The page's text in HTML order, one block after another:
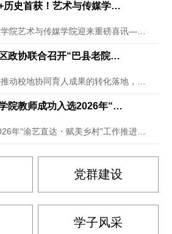
国家级团队+历史首获！艺术与传媒学院推普...
重庆城市科技学院艺术与传媒学院迎来重磅喜讯——由艺术与传媒学院播音系师生与学院团委学生会联合组建的“艺路同行”推普实践团。
我校与巴南区政协联合召开“巴县老院子五课...
为进一步推动校地协同育人成果的转化落地，我校艺术与传媒学院与巴南区政协文教委联合召开“巴县老院子五课联动成果活化利用”专题座谈会。
艺术与传媒学院教师成功入选2026年“渝...
重庆市文联2026年“渝艺直达・赋美乡村”工作推进会暨艺术家主流计划启动仪式成功举行，将作为项目文艺艺术家派驻九龙坡区西彭镇真武宫村。
党群建设
学子风采